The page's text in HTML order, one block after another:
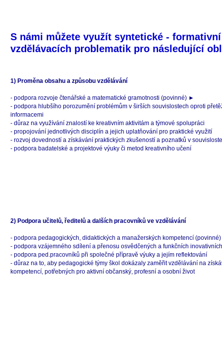
S námi můžete využít syntetické -
vzdělávacích problematik pro následující
1) Proměna obsahu a způsobu vzdělávání
- podpora rozvoje čtenářské a matematické gramotnosti (povinné) ►
- podpora hlubšího porozumění problémům v širších souvislostech oproti
informacemi
- důraz na využívání znalostí ke kreativním aktivitám a týmové spolupráci
- propojování jednotlivých disciplín a jejich uplatňování pro praktické využití
- rozvoj dovedností a získávání praktických zkušeností a poznatků v
- podpora badatelské a projektové výuky či metod kreativního učení
2) Podpora učitelů, ředitelů a dalších pracovníků ve vzdělávání
- podpora pedagogických, didaktických a manažerských kompetencí
- podpora vzájemného sdílení a přenosu osvědčených a funkčních
- podpora ped .pracovníků při společné přípravě výuky a jejím reflektování
- důraz na to, aby pedagogické týmy škol dokázaly zaměřit vzdělávání na
kompetencí, potřebných pro aktivní občanský, profesní a osobní život